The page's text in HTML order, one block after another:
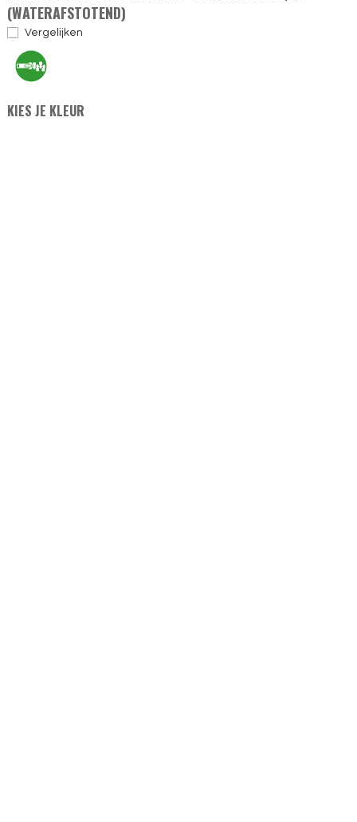
(WATERAFSTOTEND)
Vergelijken
KIES JE KLEUR